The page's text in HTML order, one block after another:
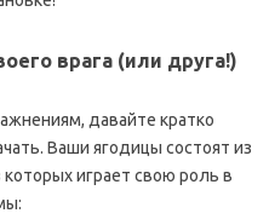
врага (или друга!)
давайте кратко
Ваши ягодицы состоят из
играет свою роль в